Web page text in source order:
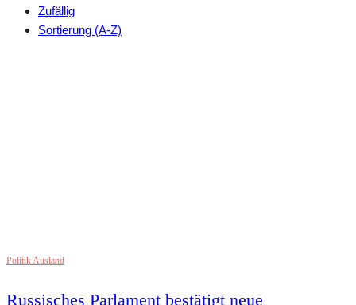
Zufällig
Sortierung (A-Z)
Politik Ausland
Russisches Parlament bestätigt neue